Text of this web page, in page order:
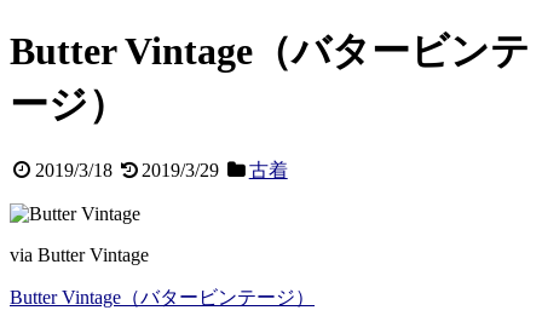
Butter Vintage（バタービンテ
ージ）
2019/3/18 2019/3/29 古着
via Butter Vintage
Butter Vintage（バタービンテージ）